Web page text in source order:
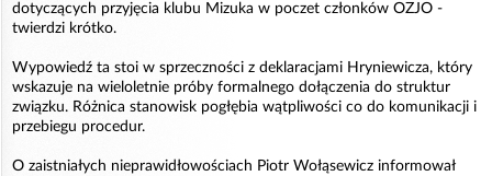
dotyczących przyjęcia klubu Mizuka w poczet członków OZJO -
twierdzi krótko.
Wypowiedź ta stoi w sprzeczności z deklaracjami Hryniewicza, który
wskazuje na wieloletnie próby formalnego dołączenia do struktur
związku. Różnica stanowisk pogłębia wątpliwości co do komunikacji i
przebiegu procedur.
O zaistniałych nieprawidłowościach Piotr Wołąsewicz informował